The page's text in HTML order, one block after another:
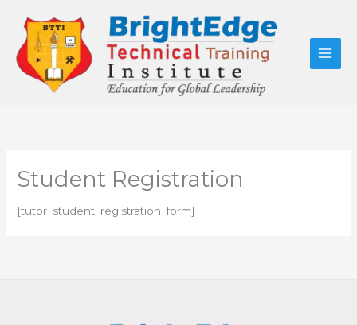
content
Student Registration
[tutor_student_registration_form]